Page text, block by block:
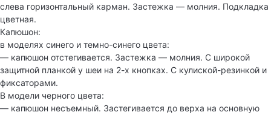
слева горизонтальный карман. Застежка — молния. Подкладка
цветная.
Капюшон:
в моделях синего и темно-синего цвета:
— капюшон отстегивается. Застежка — молния. С широкой
защитной планкой у шеи на 2-х кнопках. С кулиской-резинкой и
фиксаторами.
В модели черного цвета:
— капюшон несъемный. Застегивается до верха на основную